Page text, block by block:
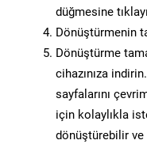
düğmesine
Dönüştürmenin
Dönüştürme
cihazınıza
sayfalarını
için kolaylıkla
dönüştürebilir